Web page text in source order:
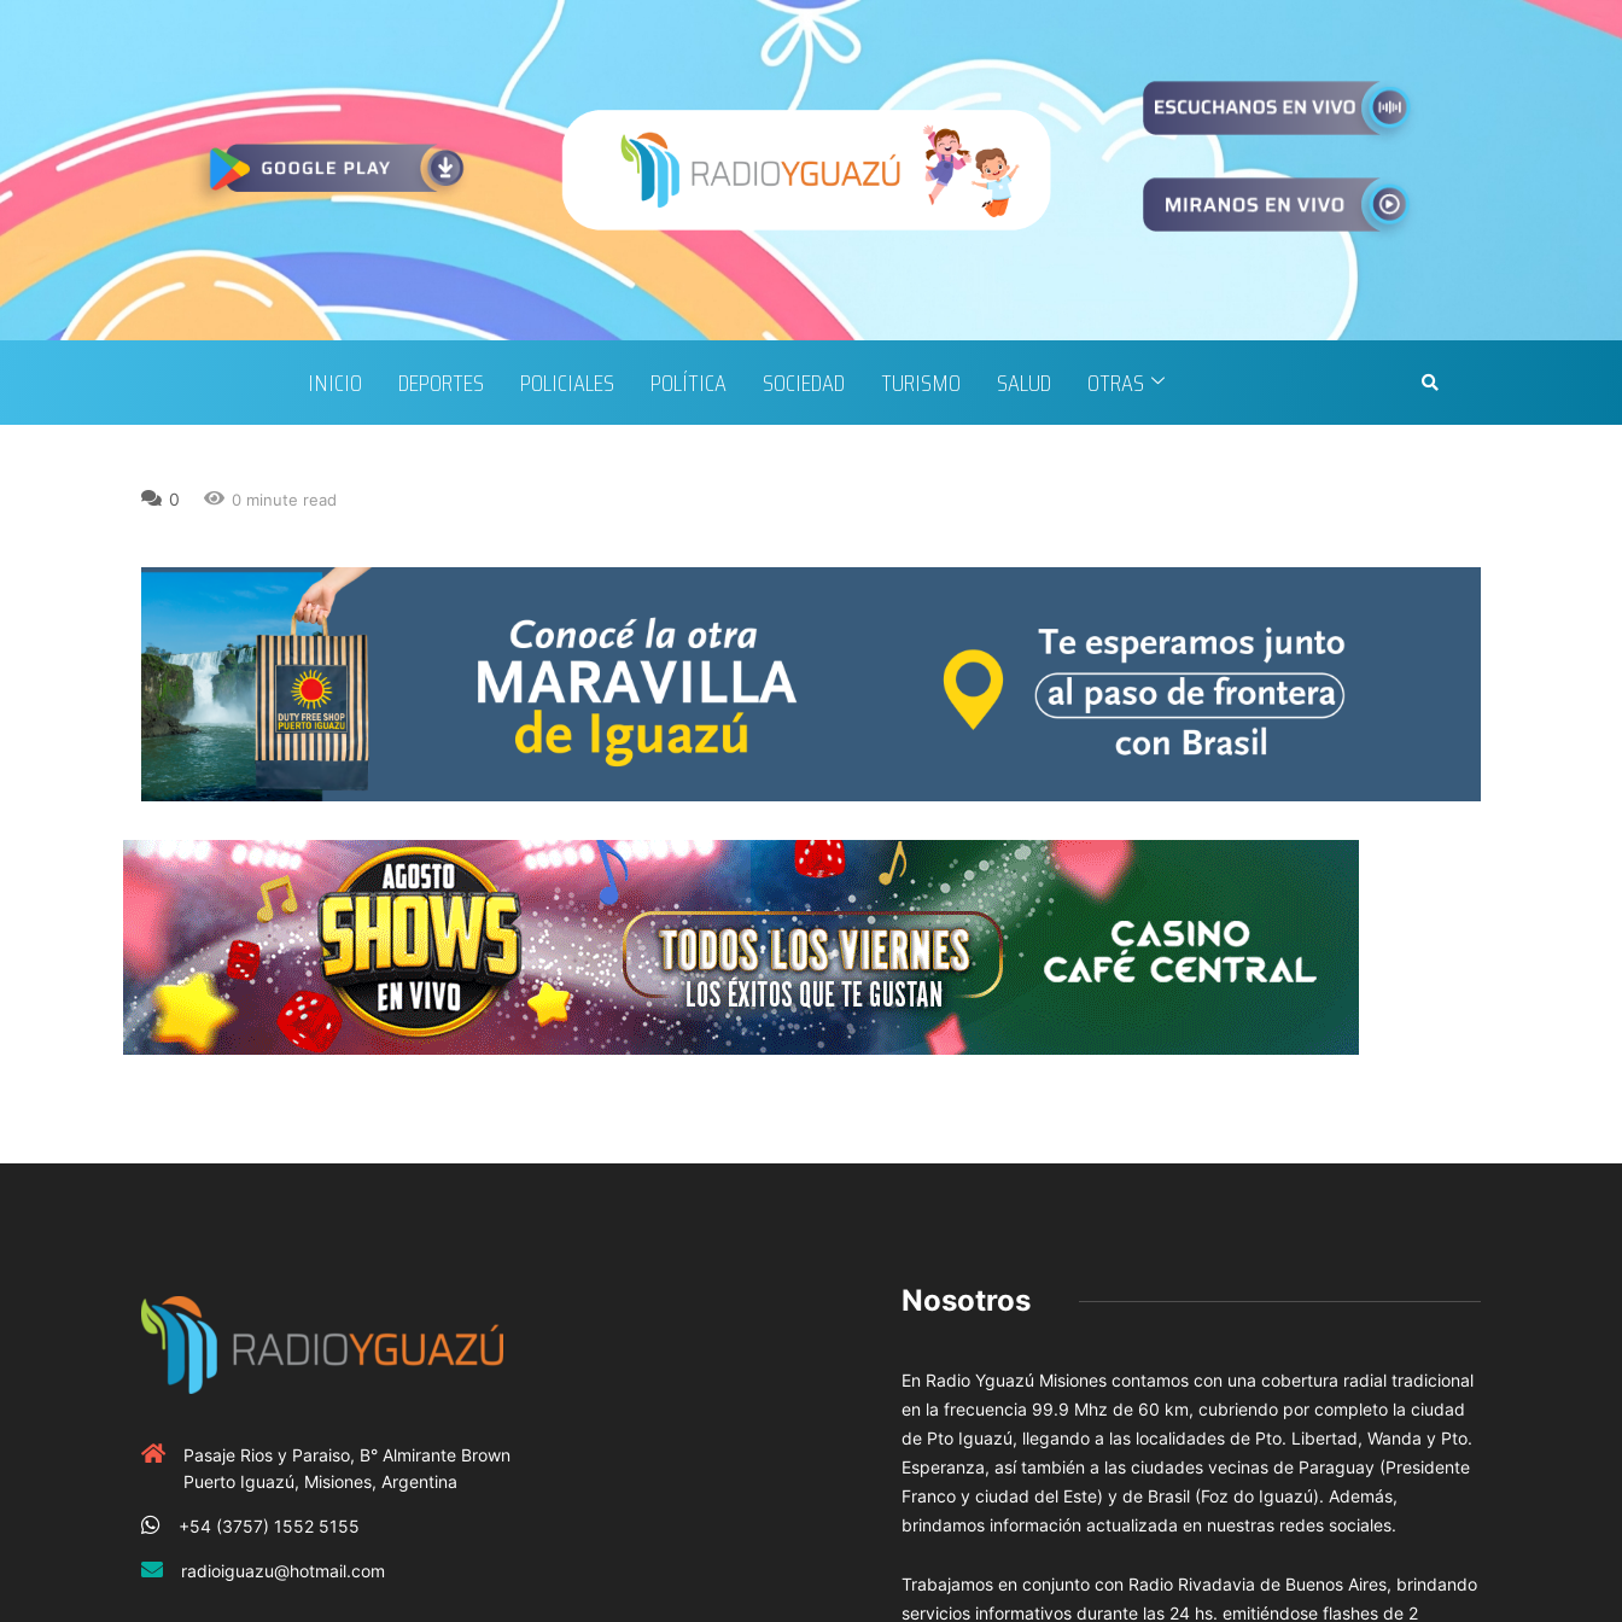
INICIO DEPORTES POLICIALES POLÍTICA SOCIEDAD TURISMO SALUD OTRAS
0 0 minute read
Pasaje Rios y Paraiso, B° Almirante Brown
Puerto Iguazú, Misiones, Argentina
+54 (3757) 1552 5155
radioiguazu@hotmail.com
Nosotros
En Radio Yguazú Misiones contamos con una cobertura radial tradicional
en la frecuencia 99.9 Mhz de 60 km, cubriendo por completo la ciudad
de Pto Iguazú, llegando a las localidades de Pto. Libertad, Wanda y Pto.
Esperanza, así también a las ciudades vecinas de Paraguay (Presidente
Franco y ciudad del Este) y de Brasil (Foz do Iguazú). Además,
brindamos información actualizada en nuestras redes sociales.
Trabajamos en conjunto con Radio Rivadavia de Buenos Aires, brindando
servicios informativos durante las 24 hs. emitiéndose flashes de 2